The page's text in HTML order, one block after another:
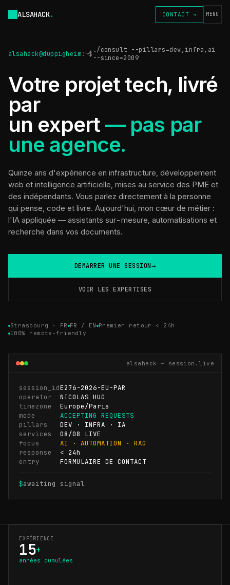
ALSAHACK. CONTACT → MENU
alsahack@duppigheim:~$ ./consult --pillars=dev,infra,ai
--since=2009
Votre projet tech, livré
par
un expert — pas par
une agence.
Quinze ans d'expérience en infrastructure, développement
web et intelligence artificielle, mises au service des PME et
des indépendants. Vous parlez directement à la personne
qui pense, code et livre. Aujourd'hui, mon cœur de métier :
l'IA appliquée — assistants sur-mesure, automatisations et
recherche dans vos documents.
DÉMARRER UNE SESSION→
VOIR LES EXPERTISES
Strasbourg · FR FR / EN Premier retour < 24h
100% remote-friendly
alsahack — session.live
session_idE276-2026-EU-PAR
operator
NICOLAS HUG
timezone
Europe/Paris
mode
ACCEPTING REQUESTS
pillars
DEV · INFRA · IA
services
08/08 LIVE
focus
AI · AUTOMATION · RAG
response
< 24h
entry
FORMULAIRE DE CONTACT
$awaiting signal
EXPÉRIENCE
15+
années cumulées